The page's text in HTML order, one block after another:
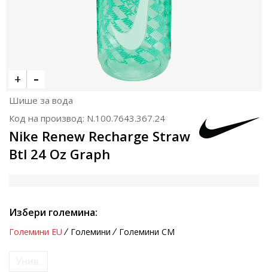
Шише за вода
Код на производ: N.100.7643.367.24
Nike Renew Recharge Straw
Btl 24 Oz Graph
Избери големина:
Големини EU Големини Големини CM